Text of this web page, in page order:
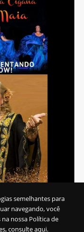
semelhantes para
navegando, você
nossa Política de
consulte aqui.